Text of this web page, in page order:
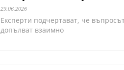
29.06.2026
Експерти подчертават, че
допълват взаимно